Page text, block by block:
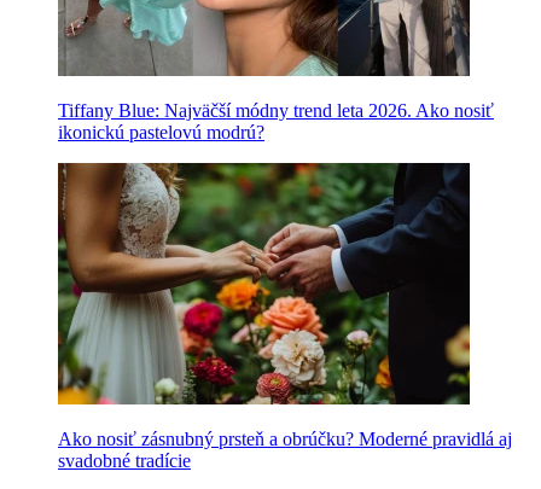
Tiffany Blue: Najväčší módny trend leta 2026. Ako nosiť
ikonickú pastelovú modrú?
Ako nosiť zásnubný prsteň a obrúčku? Moderné pravidlá aj
svadobné tradície